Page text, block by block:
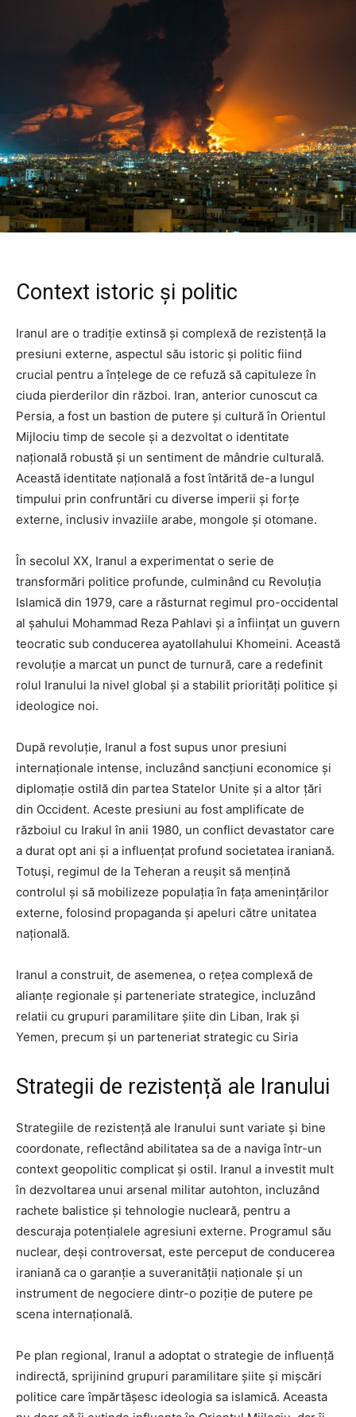
Context istoric și politic
Iranul are o tradiție extinsă și complexă de rezistență la
presiuni externe, aspectul său istoric și politic fiind
crucial pentru a înțelege de ce refuză să capituleze în
ciuda pierderilor din război. Iran, anterior cunoscut ca
Persia, a fost un bastion de putere și cultură în Orientul
Mijlociu timp de secole și a dezvoltat o identitate
națională robustă și un sentiment de mândrie culturală.
Această identitate națională a fost întărită de-a lungul
timpului prin confruntări cu diverse imperii și forțe
externe, inclusiv invaziile arabe, mongole și otomane.
În secolul XX, Iranul a experimentat o serie de
transformări politice profunde, culminând cu Revoluția
Islamică din 1979, care a răsturnat regimul pro-occidental
al șahului Mohammad Reza Pahlavi și a înființat un guvern
teocratic sub conducerea ayatollahului Khomeini. Această
revoluție a marcat un punct de turnură, care a redefinit
rolul Iranului la nivel global și a stabilit priorități politice și
ideologice noi.
După revoluție, Iranul a fost supus unor presiuni
internaționale intense, incluzând sancțiuni economice și
diplomație ostilă din partea Statelor Unite și a altor țări
din Occident. Aceste presiuni au fost amplificate de
războiul cu Irakul în anii 1980, un conflict devastator care
a durat opt ani și a influențat profund societatea iraniană.
Totuși, regimul de la Teheran a reușit să mențină
controlul și să mobilizeze populația în fața amenințărilor
externe, folosind propaganda și apeluri către unitatea
națională.
Iranul a construit, de asemenea, o rețea complexă de
alianțe regionale și parteneriate strategice, incluzând
relatii cu grupuri paramilitare șiite din Liban, Irak și
Yemen, precum și un parteneriat strategic cu Siria
Strategii de rezistență ale Iranului
Strategiile de rezistență ale Iranului sunt variate și bine
coordonate, reflectând abilitatea sa de a naviga într-un
context geopolitic complicat și ostil. Iranul a investit mult
în dezvoltarea unui arsenal militar autohton, incluzând
rachete balistice și tehnologie nucleară, pentru a
descuraja potențialele agresiuni externe. Programul său
nuclear, deși controversat, este perceput de conducerea
iraniană ca o garanție a suveranității naționale și un
instrument de negociere dintr-o poziție de putere pe
scena internațională.
Pe plan regional, Iranul a adoptat o strategie de influență
indirectă, sprijinind grupuri paramilitare șiite și mișcări
politice care împărtășesc ideologia sa islamică. Aceasta